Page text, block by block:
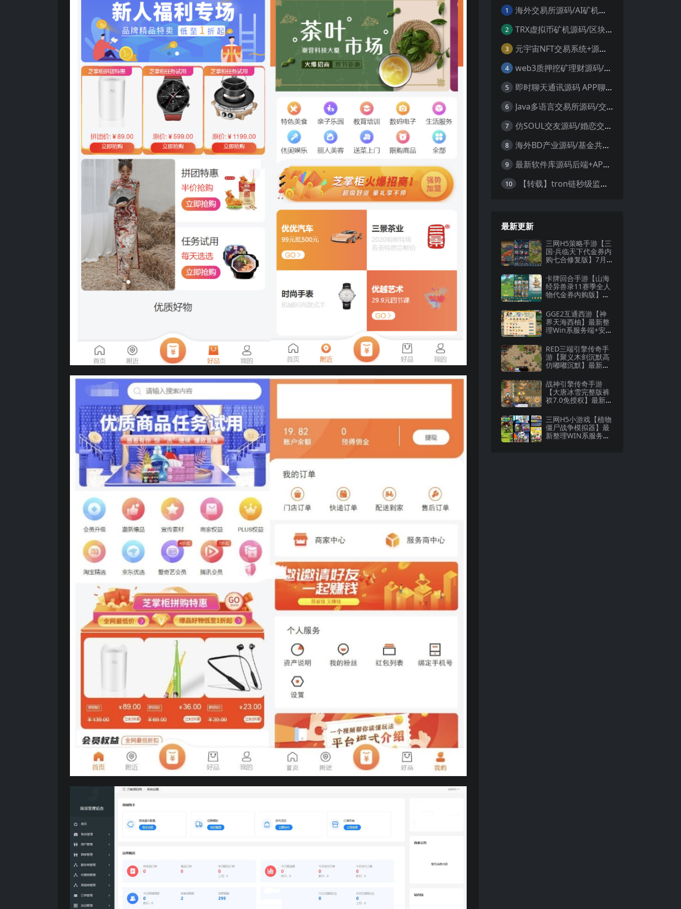
1 海外交易所源码/AI矿机系统源码 加密货币交易所 智能交易所源码
2 TRX虚拟币矿机源码/区块链矿机交易系统源码/支持 4国语言+usdt充值+搭建视频教程
3 元宇宙NFT交易系统+源码数字藏品3D合成+空投盲盒玩法抽集卡
4 web3质押挖矿理财源码/PHP理财源码
5 即时聊天通讯源码 APP聊天通讯源码 安卓+ios带后端源码控制
6 Java多语言交易所源码/交割合约/永续合约/币币/java服务端
7 仿SOUL交友源码/婚恋交友源码/社交友附近人婚恋约仿陌陌APP源码系统
8 海外BD产业源码/基金共享投资理财源码
9 最新软件库源码后端+APP端源码
10 【转载】tron链秒级监控授权+查余额+提币 全开源带视频教程文字教程
最新更新
三网H5策略手游【三
国·兵临天下代金券内
购七合修复版】7月
服务端+管理后台+G
M授权后台+详细搭建
教程
卡牌回合手游【山海
经异兽录11赛季全人
物代金券内购版】最
+授权GM后台+管理
后台+热更修改工具
+安卓+详细搭建教程
GGE2互通西游【神
界天海西柚】最新整
理Win系服务端+安卓
工具+全套源码+详细
搭建教程
RED三端引擎传奇手
游【聚义木剑沉默高
仿嘟嘟沉默】最新整
苹果PC三端+详细搭
建教程
战神引擎传奇手游
【大唐冰雪完整版裤
衩7.0免授权】最新整
GM授权后台+安卓苹
果双端+详细搭建教
程
三网H5小游戏【植物
僵尸战争模拟器】最
新整理WIN系服务端